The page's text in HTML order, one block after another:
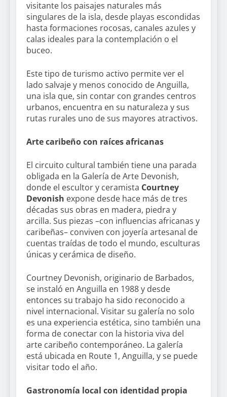
visitante los paisajes naturales más
singulares de la isla, desde playas escondidas
hasta formaciones rocosas, canales azules y
calas ideales para la contemplación o el
buceo.
Este tipo de turismo activo permite ver el
lado salvaje y menos conocido de Anguilla,
una isla que, sin contar con grandes centros
urbanos, encuentra en su naturaleza y sus
rutas rurales uno de sus mayores atractivos.
Arte caribeño con raíces africanas
El circuito cultural también tiene una parada
obligada en la Galería de Arte Devonish,
donde el escultor y ceramista Courtney
Devonish expone desde hace más de tres
décadas sus obras en madera, piedra y
arcilla. Sus piezas –con influencias africanas y
caribeñas– conviven con joyería artesanal de
cuentas traídas de todo el mundo, esculturas
únicas y cerámica de diseño.
Courtney Devonish, originario de Barbados,
se instaló en Anguilla en 1988 y desde
entonces su trabajo ha sido reconocido a
nivel internacional. Visitar su galería no solo
es una experiencia estética, sino también una
forma de conectar con la historia viva del
arte caribeño contemporáneo. La galería
está ubicada en Route 1, Anguilla, y se puede
visitar todo el año.
Gastronomía local con identidad propia